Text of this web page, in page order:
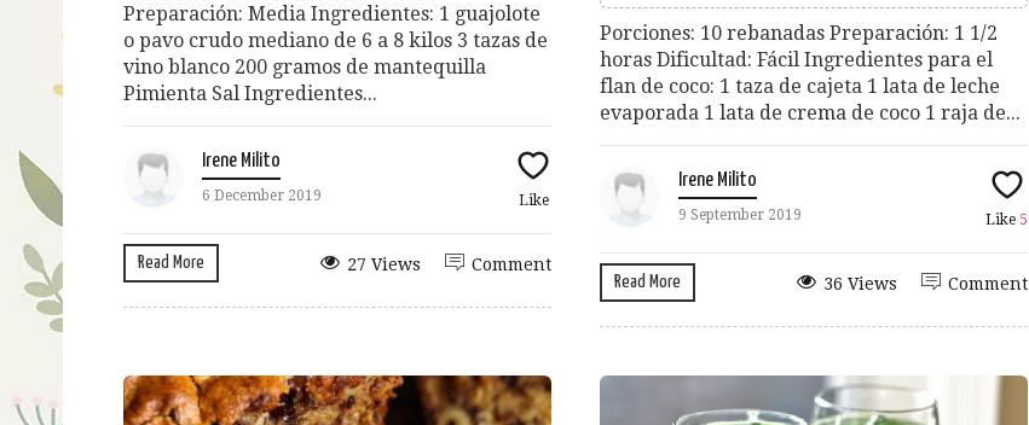
Preparación: Media Ingredientes: 1 guajolote
o pavo crudo mediano de 6 a 8 kilos 3 tazas de
vino blanco 200 gramos de mantequilla
Pimienta Sal Ingredientes...
Irene Milito
6 December 2019 Like
Read More Comment
27 Views
Porciones: 10 rebanadas Preparación: 1 1/2
horas Dificultad: Fácil Ingredientes para el
flan de coco: 1 taza de cajeta 1 lata de leche
evaporada 1 lata de crema de coco 1 raja de...
Irene Milito
9 September 2019 Like 5
Read More Comment
36 Views